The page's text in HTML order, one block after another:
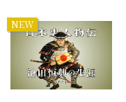
NEW